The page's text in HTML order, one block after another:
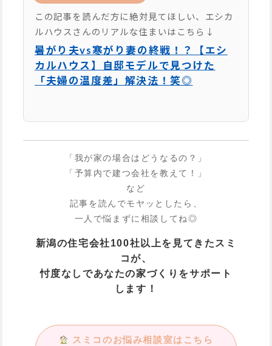
この記事を読んだ方に絶対見てほしい、エシカ
ルハウスさんのリアルな住まいはこちら↓
暑がり夫vs寒がり妻の終戦！？【エシ
カルハウス】自邸モデルで見つけた
「夫婦の温度差」解決法！笑◎
「我が家の場合はどうなるの？」
「予算内で建つ会社を教えて！」
など
記事を読んでモヤッとしたら、
一人で悩まずに相談してね◎
新潟の住宅会社100社以上を見てきたスミ
コが、
忖度なしであなたの家づくりをサポート
します！
スミコのお悩み相談室はこちら